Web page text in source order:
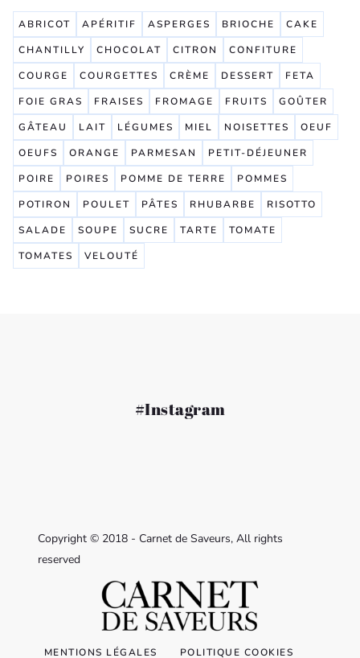
ABRICOT APÉRITIF ASPERGES BRIOCHE
CAKE
CHANTILLY
CHOCOLAT CITRON
CONFITURE
COURGE
COURGETTES CRÈME DESSERT
FETA
FOIE GRAS
FRAISES FROMAGE FRUITS
GOÛTER
GÂTEAU
LAIT LÉGUMES MIEL NOISETTES
OEUF
OEUFS
ORANGE PARMESAN
PETIT-DÉJEUNER
POIRE
POIRES POMME DE TERRE
POMMES
POTIRON
POULET PÂTES RHUBARBE
RISOTTO
SALADE
SOUPE SUCRE TARTE
TOMATE
TOMATES
VELOUTÉ
#Instagram
Copyright © 2018 - Carnet de Saveurs, All rights
reserved
MENTIONS LÉGALES POLITIQUE COOKIES